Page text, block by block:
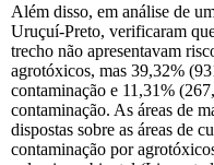
Além disso, em análise de
Uruçuí-Preto, verificaram
trecho não apresentavam
agrotóxicos, mas 39,32%
contaminação e 11,31%
contaminação. As áreas de
dispostas sobre as áreas de
contaminação por